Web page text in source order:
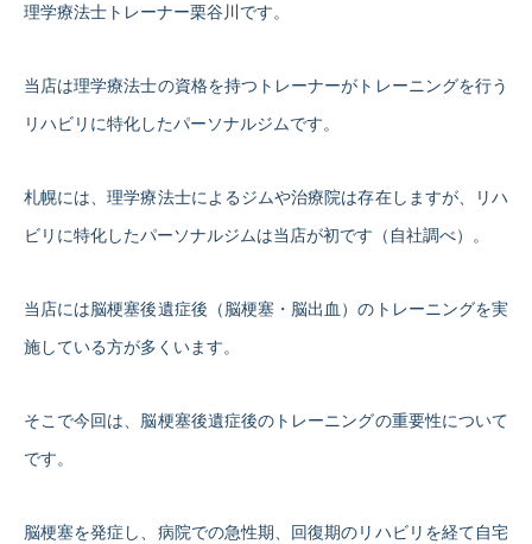
理学療法士トレーナー栗谷川です。
当店は理学療法士の資格を持つトレーナーがトレーニングを行う
リハビリに特化したパーソナルジムです。
札幌には、理学療法士によるジムや治療院は存在しますが、リハ
ビリに特化したパーソナルジムは当店が初です（自社調べ）。
当店には脳梗塞後遺症後（脳梗塞・脳出血）のトレーニングを実
施している方が多くいます。
そこで今回は、脳梗塞後遺症後のトレーニングの重要性について
です。
脳梗塞を発症し、病院での急性期、回復期のリハビリを経て自宅